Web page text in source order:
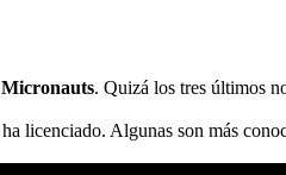
Micronauts. Quizá los tres últimos
ha licenciado. Algunas son más